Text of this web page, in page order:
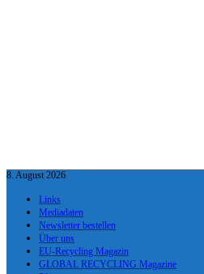
8. August 2026
Links
Mediadaten
Newsletter bestellen
Über uns
EU-Recycling Magazin
GLOBAL RECYCLING Magazine